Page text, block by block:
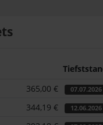
365,00 € 07.07.2026
344,19 € 12.06.2026